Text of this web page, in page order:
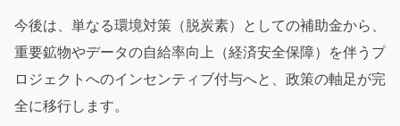
今後は、単なる環境対策（脱炭素）としての補助金から、
重要鉱物やデータの自給率向上（経済安全保障）を伴うプ
ロジェクトへのインセンティブ付与へと、政策の軸足が完
全に移行します。